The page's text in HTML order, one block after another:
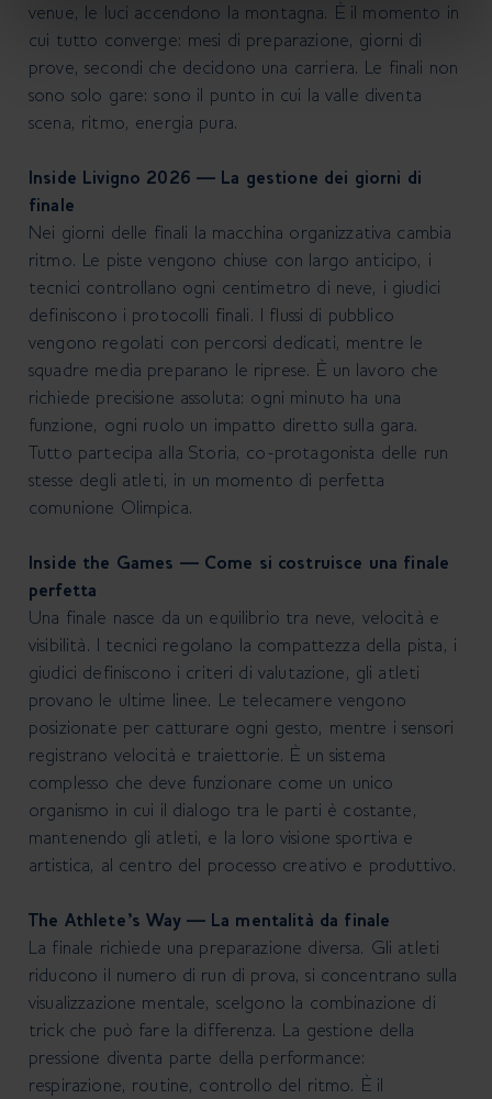
venue, le luci accendono la montagna. È il momento in
cui tutto converge: mesi di preparazione, giorni di
prove, secondi che decidono una carriera. Le finali non
sono solo gare: sono il punto in cui la valle diventa
scena, ritmo, energia pura.
Inside Livigno 2026 — La gestione dei giorni di
finale
Nei giorni delle finali la macchina organizzativa cambia
ritmo. Le piste vengono chiuse con largo anticipo, i
tecnici controllano ogni centimetro di neve, i giudici
definiscono i protocolli finali. I flussi di pubblico
vengono regolati con percorsi dedicati, mentre le
squadre media preparano le riprese. È un lavoro che
richiede precisione assoluta: ogni minuto ha una
funzione, ogni ruolo un impatto diretto sulla gara.
Tutto partecipa alla Storia, co-protagonista delle run
stesse degli atleti, in un momento di perfetta
comunione Olimpica.
Inside the Games — Come si costruisce una finale
perfetta
Una finale nasce da un equilibrio tra neve, velocità e
visibilità. I tecnici regolano la compattezza della pista, i
giudici definiscono i criteri di valutazione, gli atleti
provano le ultime linee. Le telecamere vengono
posizionate per catturare ogni gesto, mentre i sensori
registrano velocità e traiettorie. È un sistema
complesso che deve funzionare come un unico
organismo in cui il dialogo tra le parti è costante,
mantenendo gli atleti, e la loro visione sportiva e
artistica, al centro del processo creativo e produttivo.
The Athlete’s Way — La mentalità da finale
La finale richiede una preparazione diversa. Gli atleti
riducono il numero di run di prova, si concentrano sulla
visualizzazione mentale, scelgono la combinazione di
trick che può fare la differenza. La gestione della
pressione diventa parte della performance:
respirazione, routine, controllo del ritmo. È il